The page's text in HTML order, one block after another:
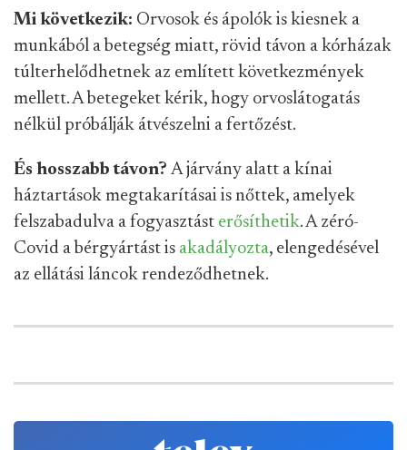
Mi következik: Orvosok és ápolók is kiesnek a
munkából a betegség miatt, rövid távon a kórházak
túlterhelődhetnek az említett következmények
mellett. A betegeket kérik, hogy orvoslátogatás
nélkül próbálják átvészelni a fertőzést.
És hosszabb távon? A járvány alatt a kínai
háztartások megtakarításai is nőttek, amelyek
felszabadulva a fogyasztást erősíthetik. A zéró-
Covid a bérgyártást is akadályozta, elengedésével
az ellátási láncok rendeződhetnek.